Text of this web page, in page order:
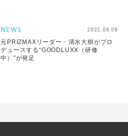
NEWS 2022.08.08
元PRIZMAXリーダー・清水大樹がプロ
デュースする“GOODLUXX（研修
中）”が発足